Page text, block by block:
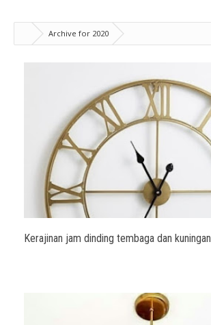
Archive for 2020
Kerajinan jam dinding tembaga dan kuningan